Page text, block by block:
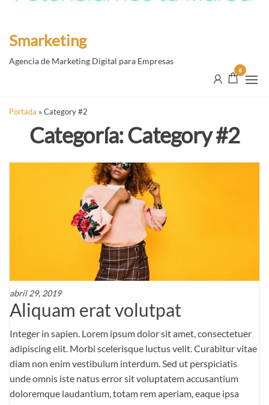
Smarketing
Agencia de Marketing Digital para Empresas
0
Portada » Category #2
Categoría:Category #2
abril 29, 2019
Aliquam erat volutpat
Integer in sapien. Lorem ipsum dolor sit amet, consectetuer
adipiscing elit. Morbi scelerisque luctus velit. Curabitur vitae
diam non enim vestibulum interdum. Sed ut perspiciatis
unde omnis iste natus error sit voluptatem accusantium
doloremque laudantium, totam rem aperiam, eaque ipsa